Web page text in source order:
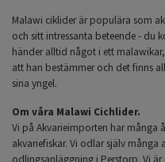
Malawi ciklider är populära som
och sitt intressanta beteende - du
händer alltid något i ett
att han bestämmer och det finns
sina yngel.
Om våra Malawi Cichlider.
Vi på Akvarieimporten har många
akvariefiskar. Vi odlar själv